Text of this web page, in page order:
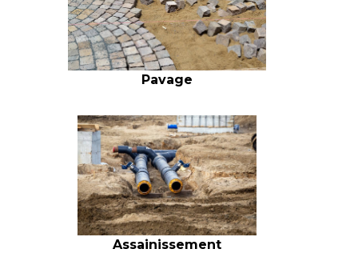
Pavage
Assainissement